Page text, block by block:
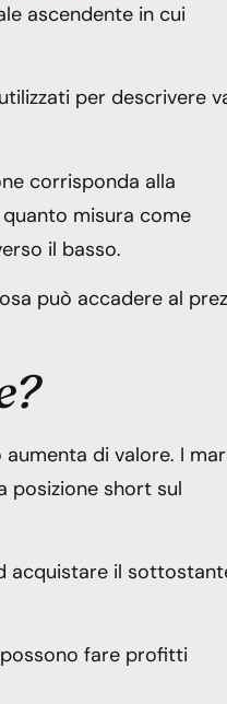
ascendente in cui
per descrivere
corrisponda alla
misura come
il basso.
può accadere al
di valore. I
posizione short sul
acquistare il
fare profitti